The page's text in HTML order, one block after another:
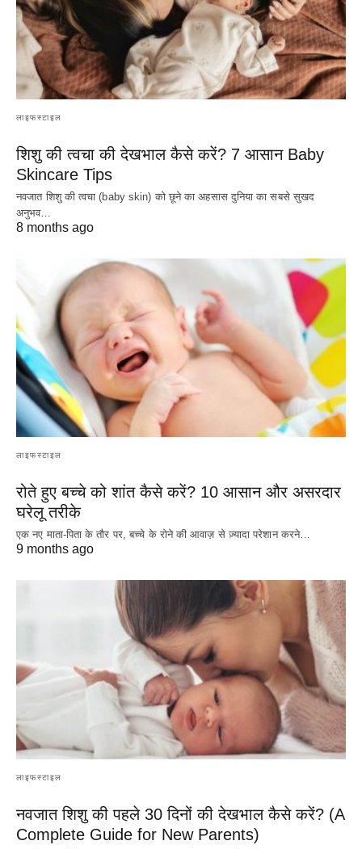
लाइफस्टाइल
शिशु की त्वचा की देखभाल कैसे करें? 7 आसान Baby
Skincare Tips
नवजात शिशु की त्वचा (baby skin) को छूने का अहसास दुनिया का सबसे सुखद
अनुभव…
8 months ago
लाइफस्टाइल
रोते हुए बच्चे को शांत कैसे करें? 10 आसान और असरदार
घरेलू तरीके
एक नए माता-पिता के तौर पर, बच्चे के रोने की आवाज़ से ज़्यादा परेशान करने…
9 months ago
लाइफस्टाइल
नवजात शिशु की पहले 30 दिनों की देखभाल कैसे करें? (A
Complete Guide for New Parents)